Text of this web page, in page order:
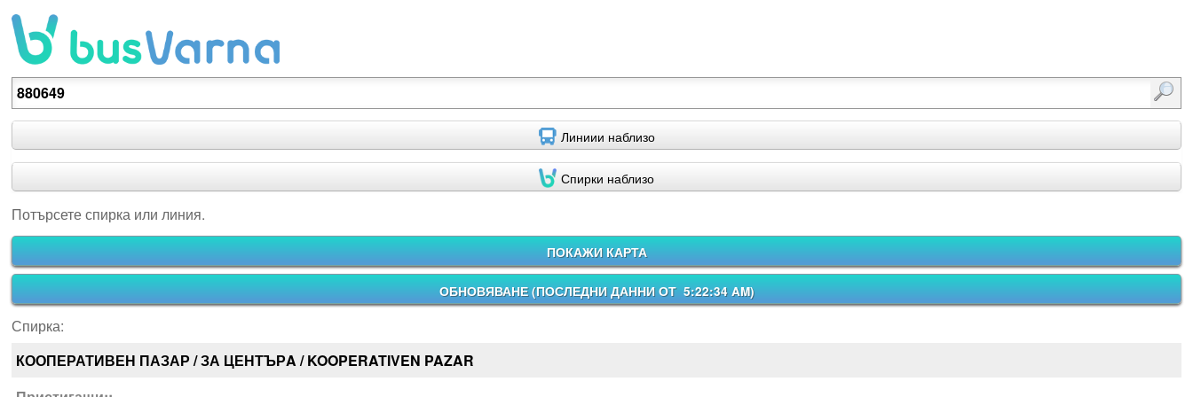
Потърсете спирка или линия.
Линиии наблизо
Спирки наблизо
Потърсете спирка или линия.
ПОКАЖИ КАРТА
ОБНОВЯВАНЕ (ПОСЛЕДНИ ДАННИ ОТ 5:22:34 AM)
Спирка:
КООПЕРАТИВЕН ПАЗАР / ЗА ЦЕНТЪРA / KOOPERATIVEN PAZAR